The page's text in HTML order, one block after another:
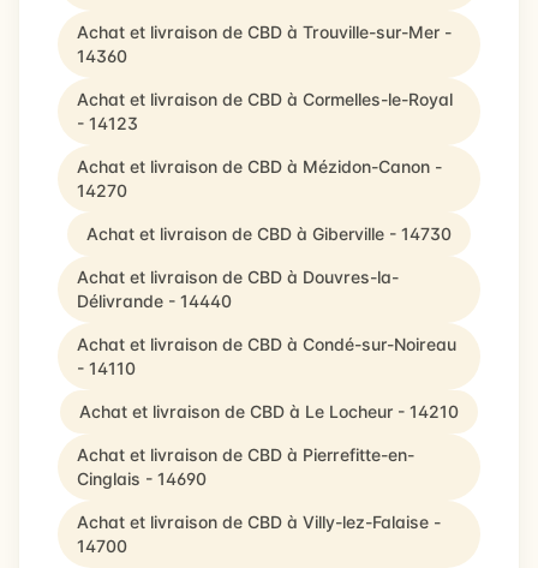
Achat et livraison de CBD à Trouville-sur-Mer -
14360
Achat et livraison de CBD à Cormelles-le-Royal
- 14123
Achat et livraison de CBD à Mézidon-Canon -
14270
Achat et livraison de CBD à Giberville - 14730
Achat et livraison de CBD à Douvres-la-
Délivrande - 14440
Achat et livraison de CBD à Condé-sur-Noireau
- 14110
Achat et livraison de CBD à Le Locheur - 14210
Achat et livraison de CBD à Pierrefitte-en-
Cinglais - 14690
Achat et livraison de CBD à Villy-lez-Falaise -
14700